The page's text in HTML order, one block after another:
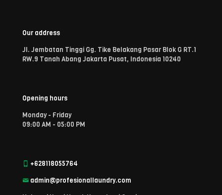
Our address
Jl. Jembatan Tinggi Gg. Tike Belakang Pasar Blok G RT.1
RW.9 Tanah Abang Jakarta Pusat, Indonesia 10240
Opening hours
Monday - Friday
09:00 AM - 05:00 PM
+628118055764
admin@profesionallaundry.com